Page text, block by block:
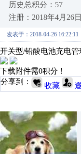
历史总积分：57
注册：2018年4月26日
发表于：2018-04-26 16:22:11
开关型/铅酸电池充电管
下载附件需0积分！
分享到：
收藏